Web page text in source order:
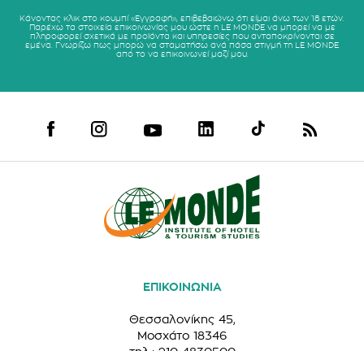
Κάνοντας κλικ στο κουμπί «Εγγραφή», επιβεβαιώνω ότι είμαι άνω των 18 ετών.
Παρέχω τα στοιχεία επικοινωνίας μου ώστε η LE MONDE να μπορεί να με
πληροφορεί σχετικά με προϊόντα και υπηρεσίες που ανταποκρίνονται σε
εμένα. Γνωρίζω πως μπορώ να σταματήσω ανά πάσα στιγμή τη LE MONDE
από το να επικοινωνεί μαζί μου.
ΕΠΙΚΟΙΝΩΝΙΑ
Θεσσαλονίκης 45,
Μοσχάτο 18346